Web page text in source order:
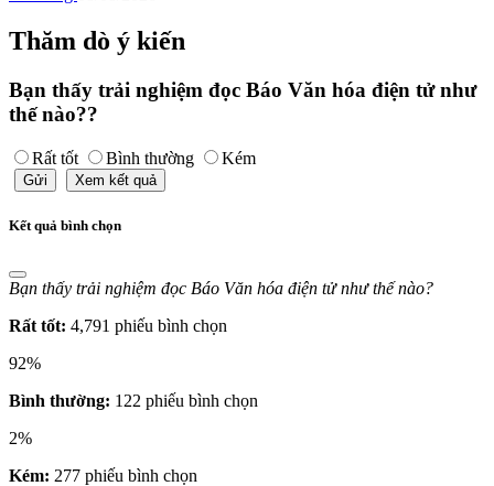
Thăm dò ý kiến
Bạn thấy trải nghiệm đọc Báo Văn hóa điện tử như
thế nào??
Rất tốt Bình thường Kém
Gửi Xem kết quả
Kết quả bình chọn
Bạn thấy trải nghiệm đọc Báo Văn hóa điện tử như thế nào?
Rất tốt: 4,791 phiếu bình chọn
92%
Bình thường: 122 phiếu bình chọn
2%
Kém: 277 phiếu bình chọn